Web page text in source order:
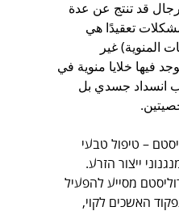
قد تنتج عن عدة
تعقيدًا هي
المنوية) غير
فيها خلايا منوية في
انسداد جسدي بل
– טיפול טבעי
ייצור הזרע.
מסייע להפעיל
האשכים לקוי,